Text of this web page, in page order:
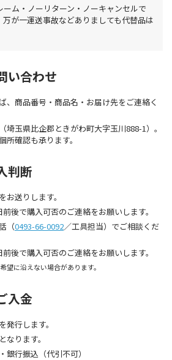
ム・ノーリターン・ノーキャンセルで
が一運送事故などありましても代替品は
い合わせ
、商品番号・商品名・お届け先をご連絡く
埼玉県比企郡ときがわ町大字玉川888-1）。
所確認も承ります。
判断
お送りします。
後で購入可否のご連絡をお願いします。
（0493-66-0092／工具担当）でご相談くだ
後で購入可否のご連絡をお願いします。
望に沿えない場合があります。
入金
発行します。
なります。
銀行振込（代引不可）